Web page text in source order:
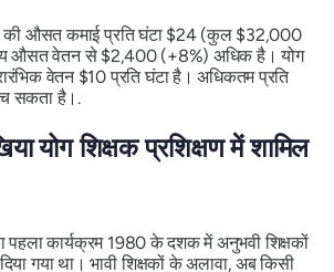
की औसत कमाई प्रति घंटा $24 (कुल $32,000
औसत वेतन से $2,400 (+8%) अधिक है। योग
वेतन $10 प्रति घंटा है। अधिकतम प्रति
सकता है।.
योग शिक्षक प्रशिक्षण में शामिल
पहला कार्यक्रम 1980 के दशक में अनुभवी शिक्षकों
दिया गया था। भावी शिक्षकों के अलावा, अब किसी